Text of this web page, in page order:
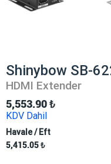
Shinybow SB-
HDMI Extender
5,553.90₺
KDV Dahil
Havale / Eft
5,415.05₺